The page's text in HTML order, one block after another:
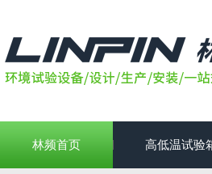
林频首页 高低温试验